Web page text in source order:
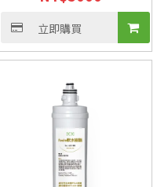
PP+純碳纖+載銀+除鉛
立即購買